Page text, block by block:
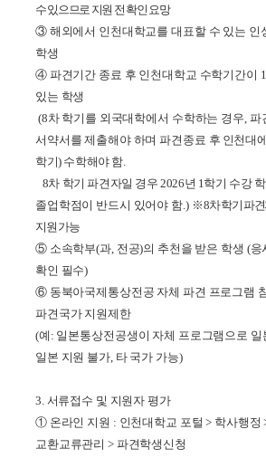
수 있으므로 지원 전 확인 요망
③ 해외에서 인천대학교를 대표할 수 있는 인
학생
④ 파견기간 종료 후 인천대학교 수학기간이 1
있는 학생
(8차 학기를 외국대학에서 수학하는 경우 파
서약서를 제출해야 하며 파견종료 후 인천대
학기) 수학해야 함.
8차 학기 파견자일 경우2026년 1 학기 수강
졸업학점이 반드시 있어야 함.) ※8차 학기 파
지원 가능
⑤ 소속학부(과, 전공)의 추천을 받은 학생 (응
확인 필수)
⑥ 동북아국제통상전공 자체 파견 프로그램
파견국가 지원제한
(예 : 일본통상전공생이 자체 프로그램으로 일
일본 지원 불가, 타 국가 가능)
3. 서류접수 및 지원자 평가
① 온라인 지원 : 인천대학교 포털> 학사행정
교환교류관리> 파견학생신청